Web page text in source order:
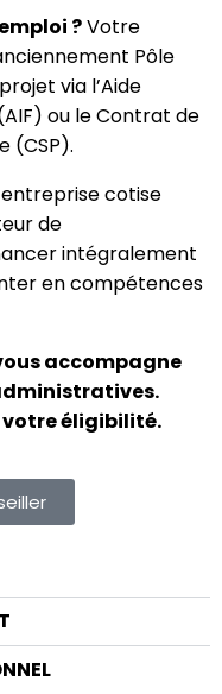
?Votre
Pôle
via l’Aide
ou le Contrat de
(CSP).
cotise
de
intégralement
en compétences
accompagne
éligibilité.